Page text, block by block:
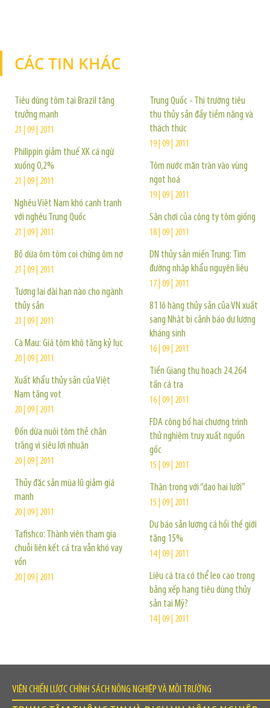
CÁC TIN KHÁC
Tiêu dùng tôm tại Brazil tăng
trưởng mạnh
21 | 09 | 2011
Philippin giảm thuế XK cá ngừ
xuống 0,2%
21 | 09 | 2011
Nghêu Việt Nam khó cạnh tranh
với nghêu Trung Quốc
21 | 09 | 2011
Bỏ dừa ôm tôm coi chừng ôm nợ
21 | 09 | 2011
Tương lai dài hạn nào cho ngành
thủy sản
21 | 09 | 2011
Cà Mau: Giá tôm khô tăng kỷ lục
20 | 09 | 2011
Xuất khẩu thủy sản của Việt
Nam tăng vọt
20 | 09 | 2011
Đốn dừa nuôi tôm thẻ chân
trắng vì siêu lợi nhuận
20 | 09 | 2011
Thủy đặc sản mùa lũ giảm giá
mạnh
20 | 09 | 2011
Tafishco: Thành viên tham gia
chuỗi liên kết cá tra vẫn khó vay
vốn
20 | 09 | 2011
Trung Quốc - Thị trường tiêu
thụ thủy sản đầy tiềm năng và
thách thức
19 | 09 | 2011
Tôm nước mặn tràn vào vùng
ngọt hoá
19 | 09 | 2011
Sân chơi của công ty tôm giống
18 | 09 | 2011
DN thủy sản miền Trung: Tìm
đường nhập khẩu nguyên liệu
17 | 09 | 2011
81 lô hàng thủy sản của VN xuất
sang Nhật bị cảnh báo dư lượng
kháng sinh
16 | 09 | 2011
Tiền Giang thu hoạch 24.264
tấn cá tra
16 | 09 | 2011
FDA công bố hai chương trình
thử nghiệm truy xuất nguồn
gốc
15 | 09 | 2011
Thận trọng với “dao hai lưỡi”
15 | 09 | 2011
Dự báo sản lượng cá hồi thế giới
tăng 15%
14 | 09 | 2011
Liệu cá tra có thể leo cao trong
bảng xếp hạng tiêu dùng thủy
sản tại Mỹ?
14 | 09 | 2011
VIỆN CHIẾN LƯỢC CHÍNH SÁCH NÔNG NGHIỆP VÀ MÔI TRƯỜNG